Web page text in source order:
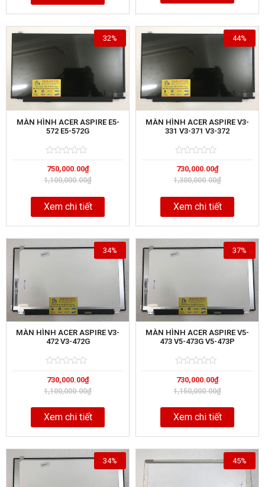
MÀN HÌNH ACER ASPIRE E5-
572 E5-572G
0
out
of
1,100,000.00₫
750,000.00₫
32%
Xem chi tiết
MÀN HÌNH ACER ASPIRE V3-
331 V3-371 V3-372
0
out
of
1,300,000.00₫
730,000.00₫
44%
Xem chi tiết
MÀN HÌNH ACER ASPIRE V3-
472 V3-472G
0
out
of
1,100,000.00₫
730,000.00₫
34%
Xem chi tiết
MÀN HÌNH ACER ASPIRE V5-
473 V5-473G V5-473P
0
out
of
1,150,000.00₫
730,000.00₫
37%
Xem chi tiết
34% 45%